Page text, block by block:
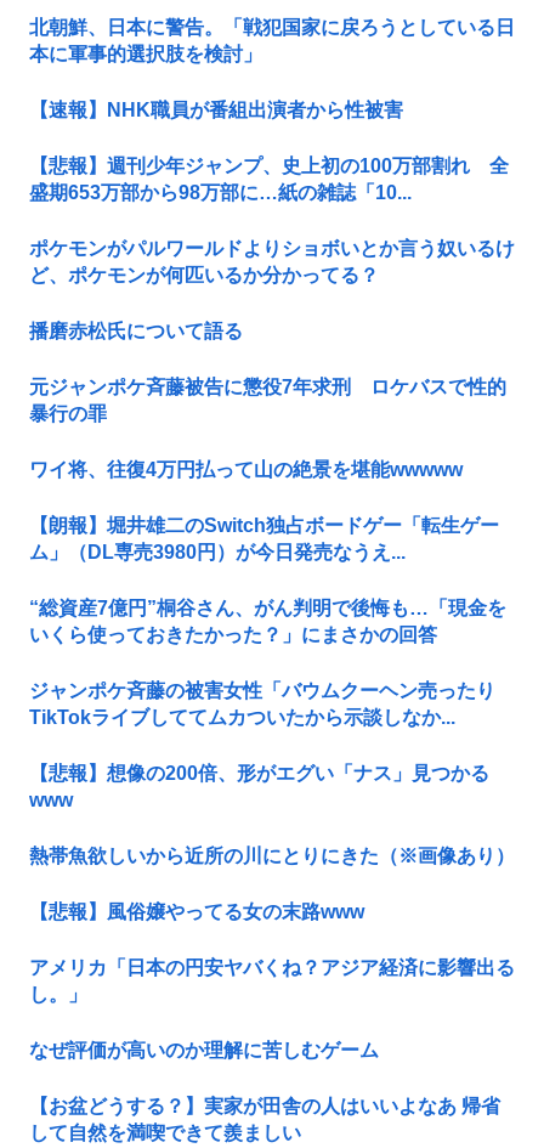
北朝鮮、日本に警告。「戦犯国家に戻ろうとしている日
本に軍事的選択肢を検討」
【速報】NHK職員が番組出演者から性被害
【悲報】週刊少年ジャンプ、史上初の100万部割れ 全
盛期653万部から98万部に…紙の雑誌「10...
ポケモンがパルワールドよりショボいとか言う奴いるけ
ど、ポケモンが何匹いるか分かってる？
播磨赤松氏について語る
元ジャンポケ斉藤被告に懲役7年求刑 ロケバスで性的
暴行の罪
ワイ将、往復4万円払って山の絶景を堪能wwwww
【朗報】堀井雄二のSwitch独占ボードゲー「転生ゲー
ム」（DL専売3980円）が今日発売なうえ...
“総資産7億円”桐谷さん、がん判明で後悔も…「現金を
いくら使っておきたかった？」にまさかの回答
ジャンポケ斉藤の被害女性「バウムクーヘン売ったり
TikTokライブしててムカついたから示談しなか...
【悲報】想像の200倍、形がエグい「ナス」見つかる
www
熱帯魚欲しいから近所の川にとりにきた（※画像あり）
【悲報】風俗嬢やってる女の末路www
アメリカ「日本の円安ヤバくね？アジア経済に影響出る
し。」
なぜ評価が高いのか理解に苦しむゲーム
【お盆どうする？】実家が田舎の人はいいよなあ 帰省
して自然を満喫できて羨ましい